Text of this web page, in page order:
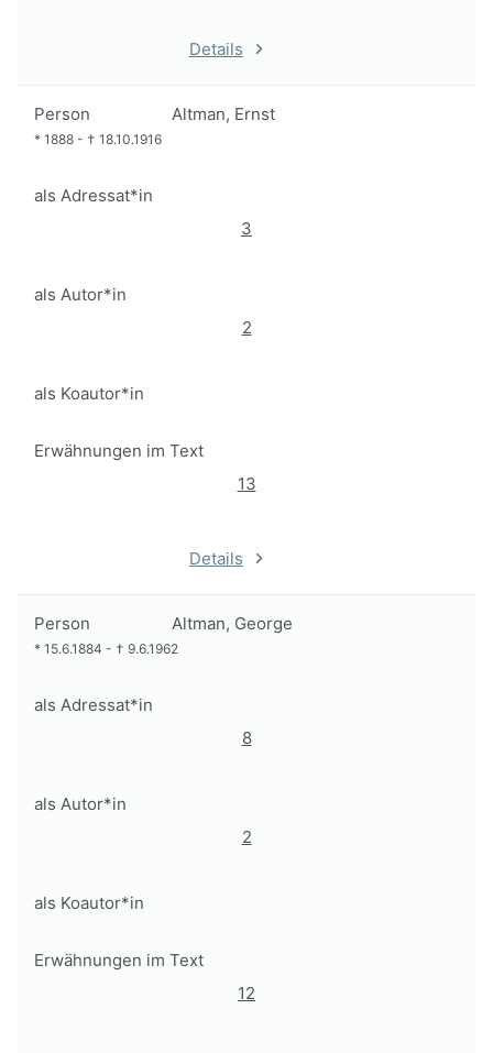
Details
Person Altman, Ernst
* 1888 - † 18.10.1916
als Adressat*in
3
als Autor*in
2
als Koautor*in
Erwähnungen im Text
13
Details
Person Altman, George
* 15.6.1884 - † 9.6.1962
als Adressat*in
8
als Autor*in
2
als Koautor*in
Erwähnungen im Text
12